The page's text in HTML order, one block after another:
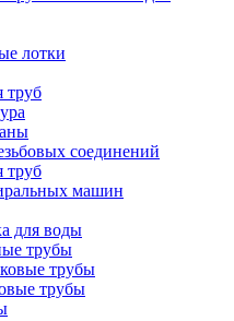
лотки
труб
соединений
труб
машин
для воды
трубы
трубы
трубы